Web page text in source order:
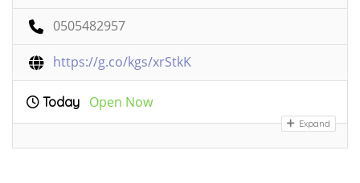
0505482957
https://g.co/kgs/xrStkK
Today Open Now
Expand